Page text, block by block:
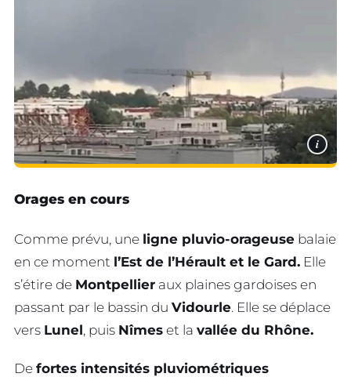
i
Orages en cours
Comme prévu, une ligne pluvio-orageuse balaie
en ce moment l’Est de l’Hérault et le Gard. Elle
s’étire de Montpellier aux plaines gardoises en
passant par le bassin du Vidourle. Elle se déplace
vers Lunel, puis Nîmes et la vallée du Rhône.
De fortes intensités pluviométriques